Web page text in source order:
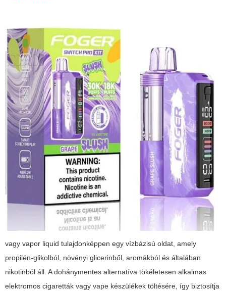
vagy vapor liquid tulajdonképpen egy vízbázisú oldat, amely
propilén-glikolból, növényi glicerinből, aromákból és általában
nikotinból áll. A dohánymentes alternatíva tökéletesen alkalmas
elektromos cigaretták vagy vape készülékek töltésére, így biztosítja